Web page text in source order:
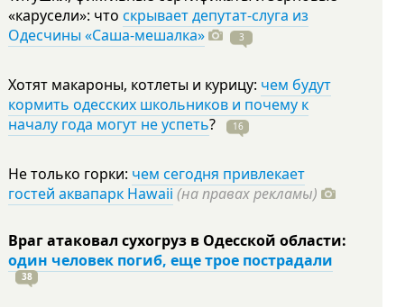
«карусели»: что скрывает депутат-слуга из
Одесчины «Саша-мешалка»
3
Хотят макароны, котлеты и курицу: чем будут
кормить одесских школьников и почему к
началу года могут не успеть? 16
Не только горки: чем сегодня привлекает
гостей аквапарк Hawaii (на правах рекламы)
Враг атаковал сухогруз в Одесской области:
один человек погиб, еще трое пострадали
38